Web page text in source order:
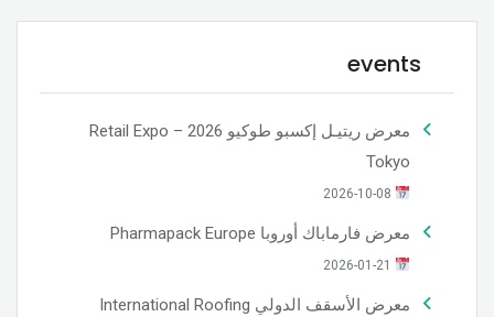
events
معرض ريتيـل إكسبو طوكيو 2026 – Retail Expo
Tokyo
معرض فارماباك أوروبا Pharmapack Europe
معرض الأسقف الدولي International Roofing